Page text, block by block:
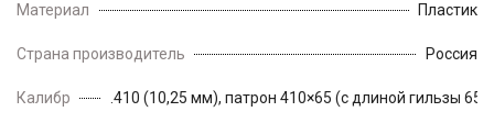
Материал Пластик
Страна производитель Россия
Калибр .410 (10,25 мм), патрон 410×65 (с длиной гильзы 65